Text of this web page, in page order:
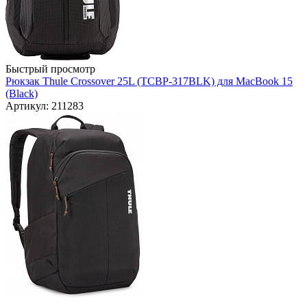
Быстрый просмотр
Рюкзак Thule Crossover 25L (TCBP-317BLK) для MacBook 15
(Black)
Артикул: 211283